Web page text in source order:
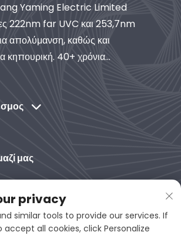
Yaming Electric Limited
222nm far UVC και 253,7nm
απολύμανση, καθώς και
κηπουρική. 40+ χρόνια
τις λύσεις μας με
και ανάπτυξη.
μας
Yanping, Fuji
privacy
similar tools to provide our services. If
all cookies, click Personalize